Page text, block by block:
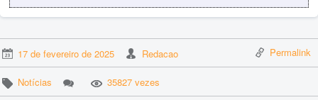
17 de fevereiro de 2025 Redacao Permalink
Notícias 35827 vezes